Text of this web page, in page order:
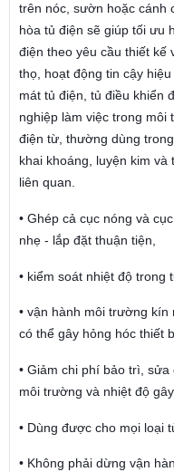
trên nóc, sườn hoặc cánh
hòa tủ điện sẽ giúp tối ưu
điện theo yêu cầu thiết kế
thọ, hoạt động tin cậy
mát tủ điện, tủ điều khiển
nghiệp làm việc trong môi
điện từ, thường dùng
khai khoáng, luyện kim
liên quan.
• Ghép cả cục nóng và
nhẹ - lắp đặt thuận tiện,
• kiểm soát nhiệt độ trong
• vận hành môi trường
có thể gây hỏng hóc thiết
• Giảm chi phí bảo trì,
môi trường và nhiệt độ gây
• Dùng được cho mọi loại
• Không phải dừng vận